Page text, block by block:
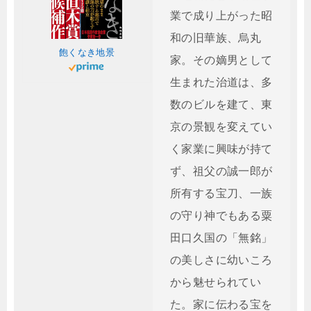
飽くなき地景
業で成り上がった昭
和の旧華族、烏丸
家。その嫡男として
生まれた治道は、多
数のビルを建て、東
京の景観を変えてい
く家業に興味が持て
ず、祖父の誠一郎が
所有する宝刀、一族
の守り神でもある粟
田口久国の「無銘」
の美しさに幼いころ
から魅せられてい
た。家に伝わる宝を